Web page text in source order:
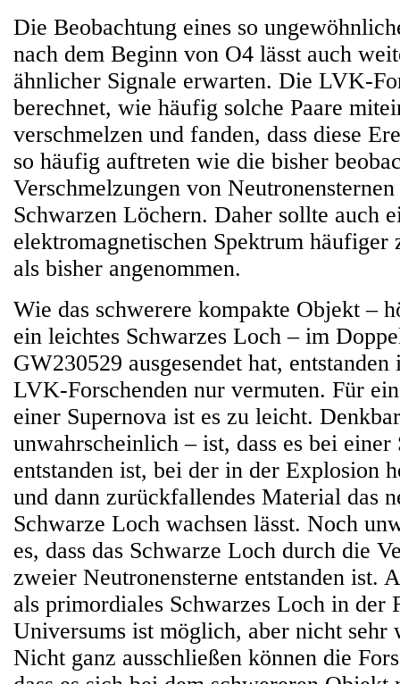
Die Beobachtung eines so
nach dem Beginn von O4 lässt auch
ähnlicher Signale erwarten. Die LVK-
berechnet, wie häufig solche Paare
verschmelzen und fanden, dass diese
so häufig auftreten wie die bisher
Verschmelzungen von
Schwarzen Löchern. Daher sollte auch
elektromagnetischen Spektrum häufiger
als bisher angenommen.
Wie das schwerere kompakte Objekt –
ein leichtes Schwarzes Loch – im
GW230529 ausgesendet hat,
LVK-Forschenden nur vermuten. Für
einer Supernova ist es zu leicht.
unwahrscheinlich – ist, dass es bei einer
entstanden ist, bei der in der Explosion
und dann zurückfallendes Material das
Schwarze Loch wachsen lässt. Noch
es, dass das Schwarze Loch durch die
zweier Neutronensterne entstanden ist.
als primordiales Schwarzes Loch in der
Universums ist möglich, aber nicht sehr
Nicht ganz ausschließen können die